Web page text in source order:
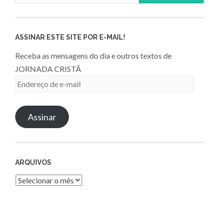
ASSINAR ESTE SITE POR E-MAIL!
Receba as mensagens do dia e outros textos de
JORNADA CRISTÃ
Endereço
e-
mailAssinar
ARQUIVOS
Arquivos